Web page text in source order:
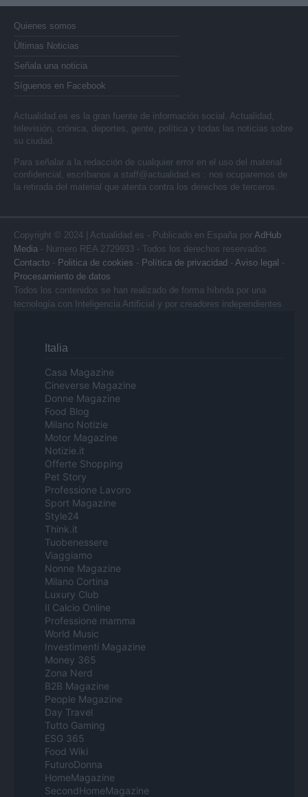
Quienes somos
Últimas Noticias
Señala una noticia
Síguenos en Facebook
Actualidad.es es la gran fuente de información social. Actualidad,
televisión, crónica, deportes, gente, política y todas las noticias sobre
su ciudad.
Para señalar a la redacción de cualquier error en el uso del material
confidencial, escríbanos a staff@actualidad.es : nos ocuparemos de
la retirada del material que atenta contra los derechos de terceros.
Copyright © 2024 | Actualidad.es - Publicado en España por AdHub
Media - Numero REA 2729933 - Todos los derechos reservados.
Contacto - Politica de cookies - Política de privacidad - Aviso legal -
Procesamiento de datos
Todos los contenidos se han realizado de forma híbrida por una
tecnología con Inteligencia Artificial y por creadores independientes
Italia
Casa Magazine
Cineverse Magazine
Donne Magazine
Food Blog
Milano Notizie
Motor Magazine
Notizie.it
Offerte Shopping
Pet Story
Professione Lavoro
Sport Magazine
Style24
Think.it
Tuobenessere
Viaggiamo
Nonne Magazine
Milano Cortina
Luxury Club
Il Calcio Online
Professione mamma
World Music
Investimenti Magazine
Money 365
Zona Nerd
B2B Magazine
People Magazine
Day Travel
Tutto Gaming
ESG 365
Food Wiki
FuturoDonna
HomeMagazine
SecondHomeMagazine